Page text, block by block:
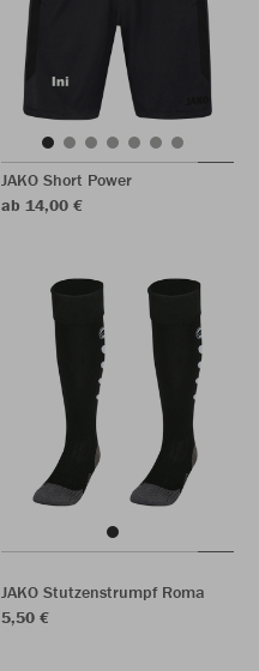
JAKO Short Power
ab 14,00 €
JAKO Stutzenstrumpf Roma
5,50 €